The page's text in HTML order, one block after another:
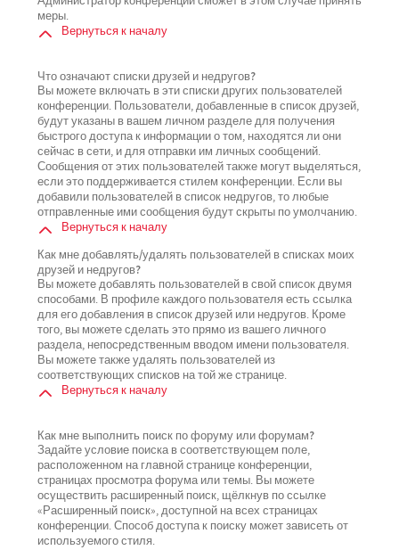
меры.
Вернуться к началу
Что означают списки друзей и недругов?
Вы можете включать в эти списки других пользователей
конференции. Пользователи, добавленные в список друзей,
будут указаны в вашем личном разделе для получения
быстрого доступа к информации о том, находятся ли они
сейчас в сети, и для отправки им личных сообщений.
Сообщения от этих пользователей также могут выделяться,
если это поддерживается стилем конференции. Если вы
добавили пользователей в список недругов, то любые
отправленные ими сообщения будут скрыты по умолчанию.
Вернуться к началу
Как мне добавлять/удалять пользователей в списках моих
друзей и недругов?
Вы можете добавлять пользователей в свой список двумя
способами. В профиле каждого пользователя есть ссылка
для его добавления в список друзей или недругов. Кроме
того, вы можете сделать это прямо из вашего личного
раздела, непосредственным вводом имени пользователя.
Вы можете также удалять пользователей из
соответствующих списков на той же странице.
Вернуться к началу
Как мне выполнить поиск по форуму или форумам?
Задайте условие поиска в соответствующем поле,
расположенном на главной странице конференции,
страницах просмотра форума или темы. Вы можете
осуществить расширенный поиск, щёлкнув по ссылке
«Расширенный поиск», доступной на всех страницах
конференции. Способ доступа к поиску может зависеть от
используемого стиля.